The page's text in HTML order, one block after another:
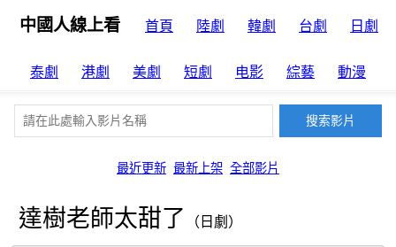
中國人線上看 首頁 陸劇 韓劇 台劇 日劇
泰劇 港劇 美劇 短劇 电影 綜藝 動漫
最近更新 最新上架 全部影片
達樹老師太甜了 （日劇）